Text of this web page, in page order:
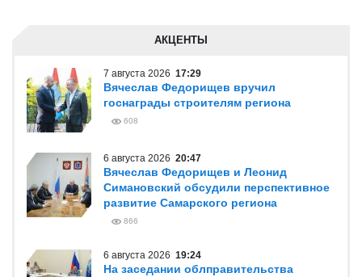
АКЦЕНТЫ
7 августа 2026 17:29
Вячеслав Федорищев вручил
госнаграды строителям региона
608
6 августа 2026 20:47
Вячеслав Федорищев и Леонид
Симановский обсудили перспективное
развитие Самарского региона
866
6 августа 2026 19:24
На заседании облправительства